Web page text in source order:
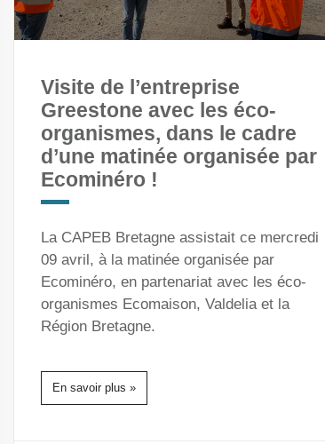
Visite de l’entreprise
Greestone avec les éco-
organismes, dans le cadre
d’une matinée organisée par
Ecominéro !
La CAPEB Bretagne assistait ce mercredi
09 avril, à la matinée organisée par
Ecominéro, en partenariat avec les éco-
organismes Ecomaison, Valdelia et la
Région Bretagne.
En savoir plus »